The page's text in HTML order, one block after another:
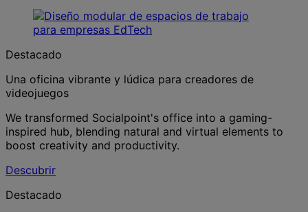
Destacado
Una oficina vibrante y lúdica para creadores de
videojuegos
We transformed Socialpoint's office into a gaming-
inspired hub, blending natural and virtual elements to
boost creativity and productivity.
Descubrir
Destacado